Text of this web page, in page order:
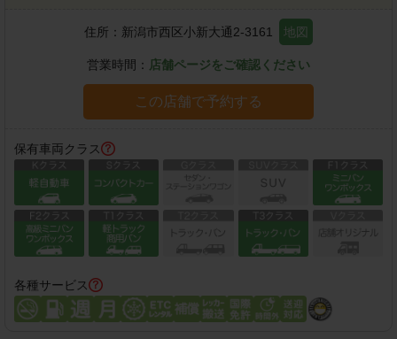
住所： 新潟市西区小新大通2-3161 地図
営業時間： 店舗ページをご確認ください
この店舗で予約する
保有車両クラス
各種サービス